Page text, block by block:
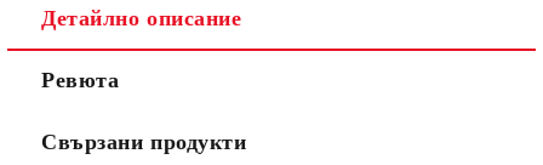
Съгласен съм с
Ние ще се свържем с вас в рамките на работния ден.
Детайлно описание
Ревюта
Свързани продукти